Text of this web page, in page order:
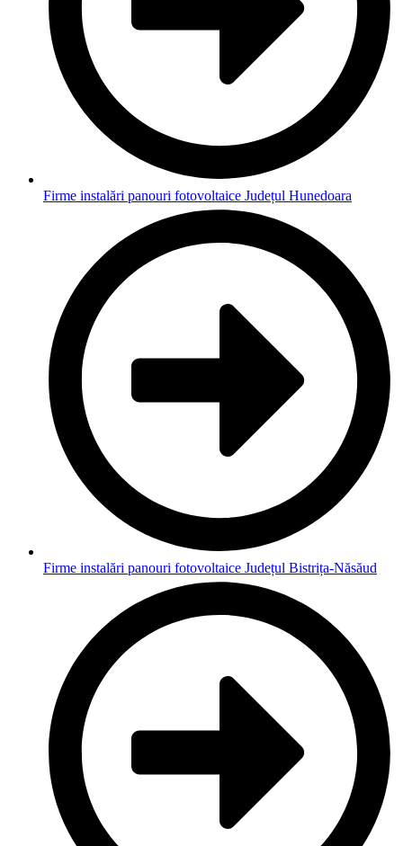
Firme instalări panouri fotovoltaice Județul Hunedoara
Firme instalări panouri fotovoltaice Județul Bistrița-Năsăud